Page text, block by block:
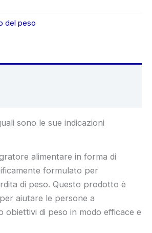
del peso
sono le sue indicazioni
alimentare in forma di
formulato per
di peso. Questo prodotto è
aiutare le persone a
obiettivi di peso in modo efficace e